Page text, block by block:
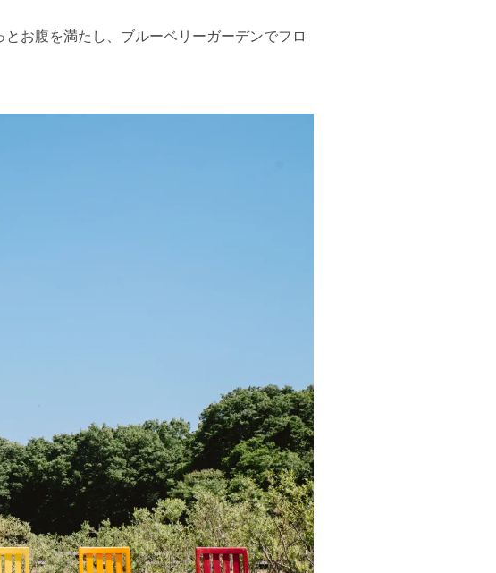
お腹を満たし、ブルーベリーガーデンでフロ